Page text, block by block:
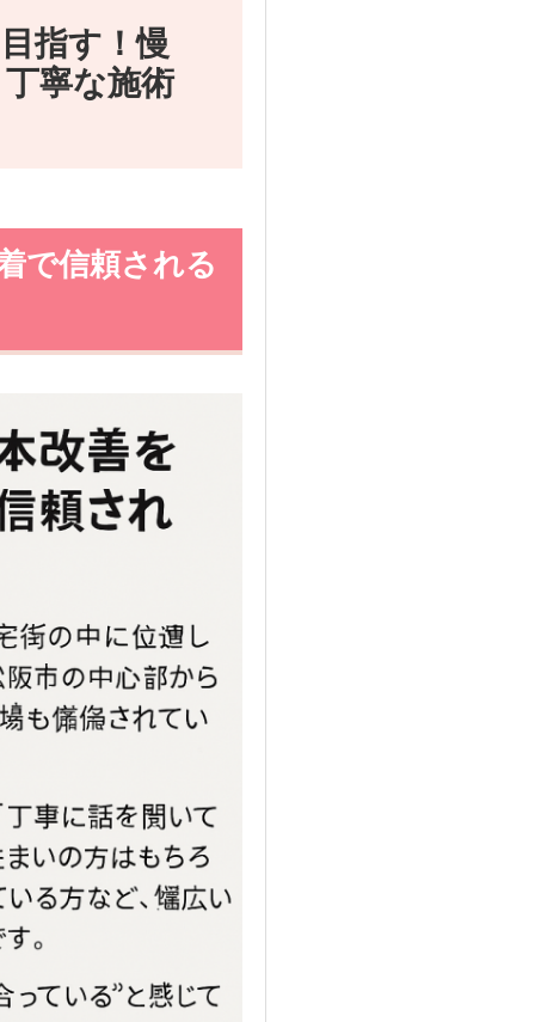
指す！慢
寧な施術
で信頼される